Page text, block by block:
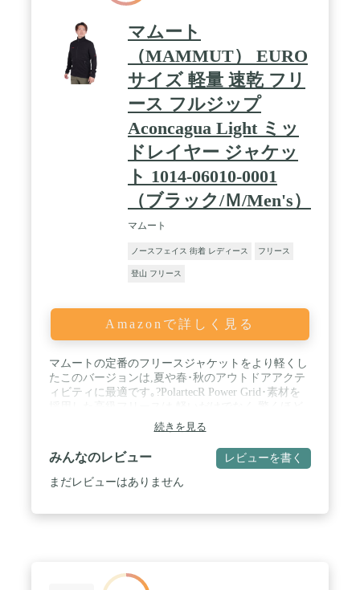
マムート
（MAMMUT） EURO
サイズ 軽量 速乾 フリ
ース フルジップ
Aconcagua Light ミッ
ドレイヤー ジャケッ
ト 1014-06010-0001
（ブラック/Ｍ/Men's）
マムート
ノースフェイス 街着 レディース フリース
登山 フリース
Amazonで詳しく見る
マムートの定番のフリースジャケットをより軽くし
たこのバージョンは,夏や春･秋のアウトドアアクテ
ィビティに最適です｡?PolartecR Power Grid･素材を
柔らかく,肌ざわり抜群です｡?特許取得のワッフル構
造が優れた熱対重量比を実現し,ジャケットの通気性
も高めました｡?また,速乾性があり,小さく収納可能｡
Aconcagua Lightは,マウンテニアリング,クライミン
グ,スキーツアー,ハイキングの際に,単独での着用は
ヒップ/86cm-93cm ) L(EU-M)/ ( 胸囲/95cm-102cm、
続きを見る
みんなのレビュー レビューを書く
まだレビューはありません